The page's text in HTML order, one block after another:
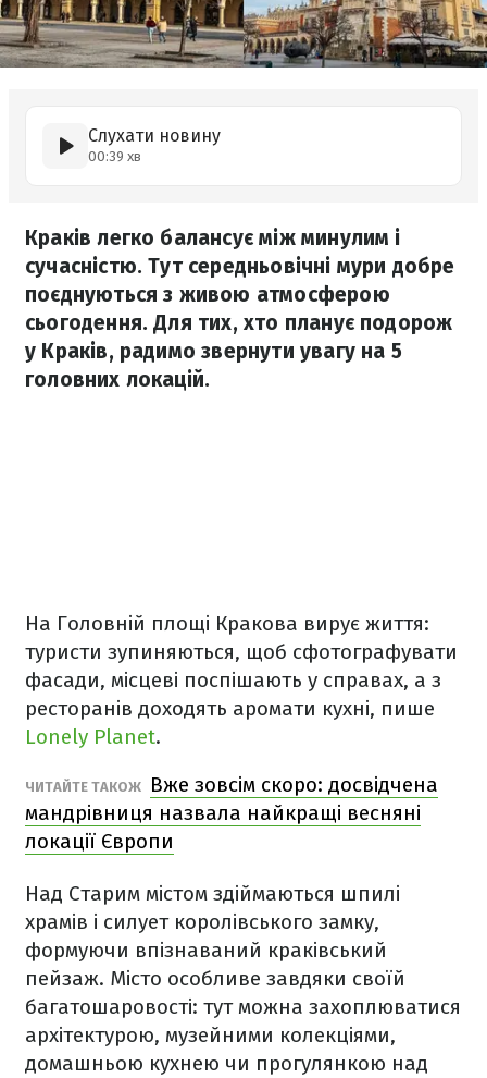
Слухати новину
00:39 хв
Краків легко балансує між минулим і
сучасністю. Тут середньовічні мури добре
поєднуються з живою атмосферою
сьогодення. Для тих, хто планує подорож
у Краків, радимо звернути увагу на 5
головних локацій.
На Головній площі Кракова вирує життя:
туристи зупиняються, щоб сфотографувати
фасади, місцеві поспішають у справах, а з
ресторанів доходять аромати кухні, пише
Lonely Planet.
ЧИТАЙТЕ ТАКОЖ
Вже зовсім скоро: досвідчена
мандрівниця назвала найкращі весняні
локації Європи
Над Старим містом здіймаються шпилі
храмів і силует королівського замку,
формуючи впізнаваний краківський
пейзаж. Місто особливе завдяки своїй
багатошаровості: тут можна захоплюватися
архітектурою, музейними колекціями,
домашньою кухнею чи прогулянкою над